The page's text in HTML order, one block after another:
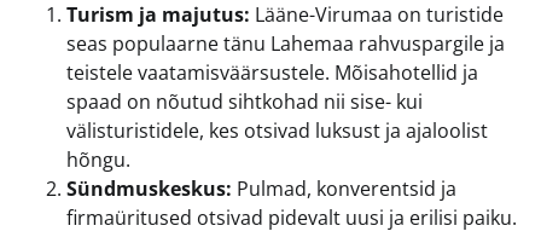
Turism ja majutus: Lääne-Virumaa on turistide
seas populaarne tänu Lahemaa rahvuspargile ja
teistele vaatamisväärsustele. Mõisahotellid ja
spaad on nõutud sihtkohad nii sise- kui
välisturistidele, kes otsivad luksust ja ajaloolist
hõngu.
Sündmuskeskus: Pulmad, konverentsid ja
firmaüritused otsivad pidevalt uusi ja erilisi paiku.